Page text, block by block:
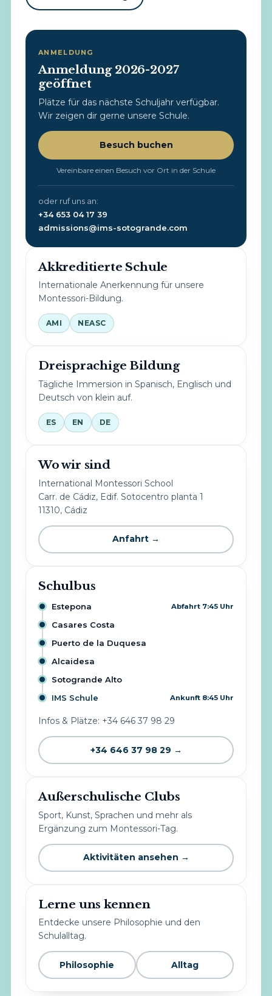
ANMELDUNG
Anmeldung 2026-2027
geöffnet
Plätze für das nächste Schuljahr verfügbar.
Wir zeigen dir gerne unsere Schule.
Besuch buchen
Vereinbare einen Besuch vor Ort in der Schule
oder ruf uns an:
+34 653 04 17 39
admissions@ims-sotogrande.com
Akkreditierte Schule
Internationale Anerkennung für unsere
Montessori-Bildung.
AMI NEASC
Dreisprachige Bildung
Tägliche Immersion in Spanisch, Englisch und
Deutsch von klein auf.
ES EN DE
Wo wir sind
International Montessori School
Carr. de Cádiz, Edif. Sotocentro planta 1
11310, Cádiz
Anfahrt →
Schulbus
Estepona Abfahrt 7:45 Uhr
Casares Costa
Puerto de la Duquesa
Alcaidesa
Sotogrande Alto
IMS Schule
Ankunft 8:45 Uhr
Infos & Plätze: +34 646 37 98 29
+34 646 37 98 29 →
Außerschulische Clubs
Sport, Kunst, Sprachen und mehr als
Ergänzung zum Montessori-Tag.
Aktivitäten ansehen →
Lerne uns kennen
Entdecke unsere Philosophie und den
Schulalltag.
Philosophie Alltag